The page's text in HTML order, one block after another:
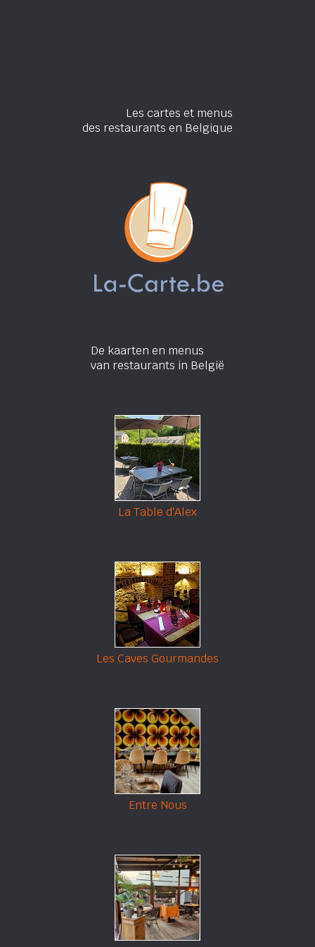
Les cartes et menus
des restaurants en Belgique
De kaarten en menus
van restaurants in België
La Table d'Alex
Les Caves Gourmandes
Entre Nous